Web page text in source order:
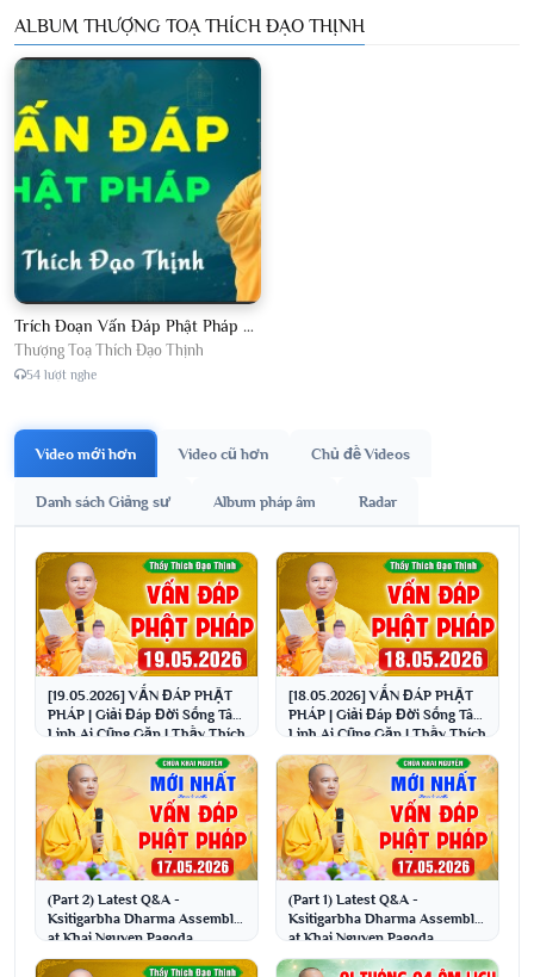
ALBUM THƯỢNG TOẠ THÍCH ĐẠO THỊNH
Trích Đoạn Vấn Đáp Phật Pháp 2026
Thượng Toạ Thích Đạo Thịnh
54 lượt nghe
Video mới hơn Video cũ hơn Chủ đề Videos
Danh sách Giảng sư Album pháp âm Radar
[19.05.2026] VẤN ĐÁP PHẬT
PHÁP | Giải Đáp Đời Sống Tâm
Linh Ai Cũng Gặp | Thầy Thích
Đạo Thịnh
[18.05.2026] VẤN ĐÁP PHẬT
PHÁP | Giải Đáp Đời Sống Tâm
Linh Ai Cũng Gặp | Thầy Thích
Đạo Thịnh
(Part 2) Latest Q&A -
Ksitigarbha Dharma Assembly
at Khai Nguyen Pagoda
05/17/2026 | Venerable Th...
(Part 1) Latest Q&A -
Ksitigarbha Dharma Assembly
at Khai Nguyen Pagoda
05/17/2026 | Venerable Th...